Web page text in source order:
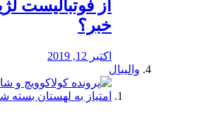
از فوتبالیست
خبر؟
اکتبر 12, 2019
والیبال